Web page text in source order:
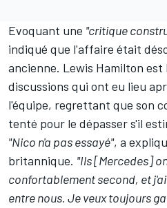
Evoquant une "critique
indiqué que l'affaire était
ancienne. Lewis Hamilton est
discussions qui ont eu lieu
l'équipe, regrettant que son
tenté pour le dépasser s'il
"Nico n'a pas essayé", a
britannique. "Ils [Mercedes]
confortablement second, et
entre nous. Je veux toujours